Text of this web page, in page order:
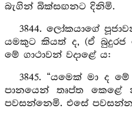
බැගින් බික්සඟනට දිනිමි.
3844. ලෝකයාගේ
යමකුට කියත් ද, (ඒ බුදුරජ
මේ ගාථාවන් වදාළේ ය:
3845. “යමෙක් මා ද
පානයෙන් තෘප්ත කෙළේ
පවසන්නෙමි. එසේ